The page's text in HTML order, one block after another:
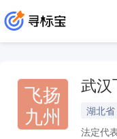
飞扬
九州
武汉
湖北
法定代